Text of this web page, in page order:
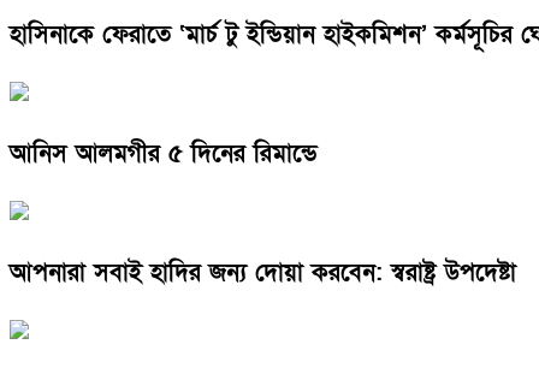
হাসিনাকে ফেরাতে ‘মার্চ টু ইন্ডিয়ান হাইকমিশন’ কর্মসূচির
আনিস আলমগীর ৫ দিনের রিমান্ডে
আপনারা সবাই হাদির জন্য দোয়া করবেন: স্বরাষ্ট্র উপদেষ্টা